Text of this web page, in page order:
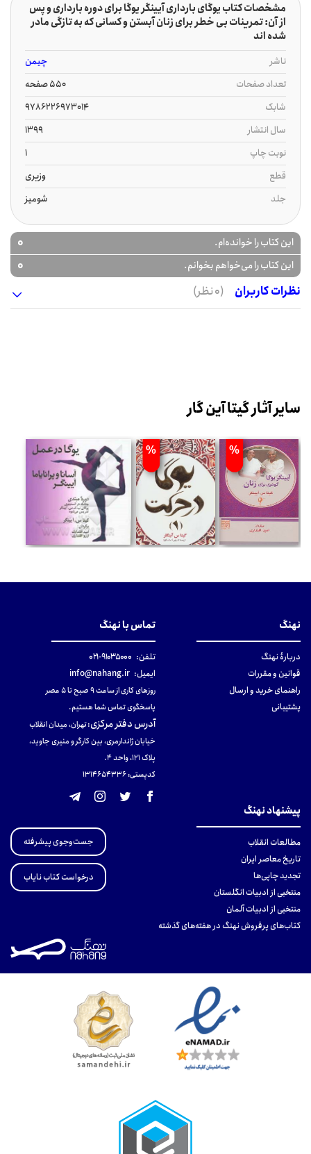
مشخصات کتاب یوگای بارداری آیینگر یوگا برای دوره بارداری و پس
از آن: تمرینات بی خطر برای زنان آبستن و کسانی که به تازگی مادر
شده اند
ناشر
چیمن
تعداد صفحات
550 صفحه
شابک
9786226973014
سال انتشار
1399
نوبت چاپ
1
قطع
وزیری
جلد
شومیز
این کتاب را خوانده‌ام. 0
این کتاب را می‌خواهم بخوانم.
0
نظرات کاربران
(0 نظر)
سایر آثار گیتا آین گار
%
%
نهنگ
دربارهٔ نهنگ
قوانین و مقررات
راهنمای خرید و ارسال
پشتیبانی
تماس با نهنگ
تلفن: ۹۱۰۳۵۰۰۰-۰۲۱
ایمیل: info@nahang.ir
روزهای کاری از ساعت ۹ صبح تا ۵ عصر
پاسخگوی تماس شما هستیم.
آدرس دفتر مرکزی:تهران، میدان انقلاب
خیابان ژاندارمری، بین کارگر و منیری جاوید،
پلاک 121، واحد ۴.
کدپستی: 131465433۶
پیشنهاد نهنگ
مطالعات انقلاب
تاریخ معاصر ایران
تجدید چاپی‌ها
منتخبی از ادبیات انگلستان
منتخبی از ادبیات آلمان
کتاب‌های پرفروش نهنگ در هفته‌های گذشته
جست‌وجوی پیشرفته
درخواست کتاب نایاب